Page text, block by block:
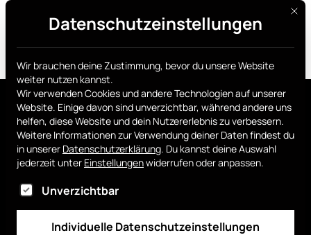
Jetzt holen
Smart Chip
Mit uns verkaufen Newsroom
Media Kit
Datenschutzeinstellungen
Wir brauchen deine Zustimmung, bevor du unsere Website
weiter nutzen kannst.
Wir verwenden Cookies und andere Technologien auf unserer
Website. Einige davon sind unverzichtbar, während andere uns
helfen, diese Website und dein Nutzererlebnis zu verbessern.
Weitere Informationen zur Verwendung deiner Daten findest du
in unserer Datenschutzerklärung. Du kannst deine Auswahl
jederzeit unter Einstellungenwiderrufen oder anpassen.
Im Folgenden findest du eine Liste von
Unverzichtbar
Individuelle Datenschutzeinstellungen